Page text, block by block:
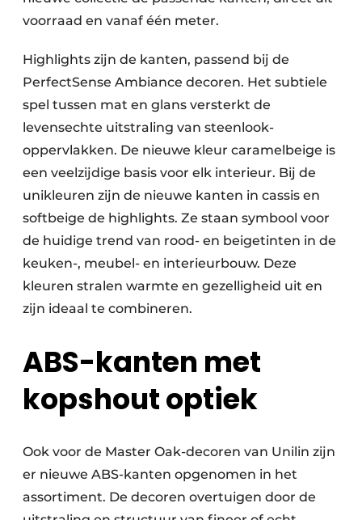
voorraad en vanaf één meter.
Highlights zijn de kanten, passend bij de
PerfectSense Ambiance decoren. Het subtiele
spel tussen mat en glans versterkt de
levensechte uitstraling van steenlook-
oppervlakken. De nieuwe kleur caramelbeige is
een veelzijdige basis voor elk interieur. Bij de
unikleuren zijn de nieuwe kanten in cassis en
softbeige de highlights. Ze staan symbool voor
de huidige trend van rood- en beigetinten in de
keuken-, meubel- en interieurbouw. Deze
kleuren stralen warmte en gezelligheid uit en
zijn ideaal te combineren.
ABS-kanten met
kopshout optiek
Ook voor de Master Oak-decoren van Unilin zijn
er nieuwe ABS-kanten opgenomen in het
assortiment. De decoren overtuigen door de